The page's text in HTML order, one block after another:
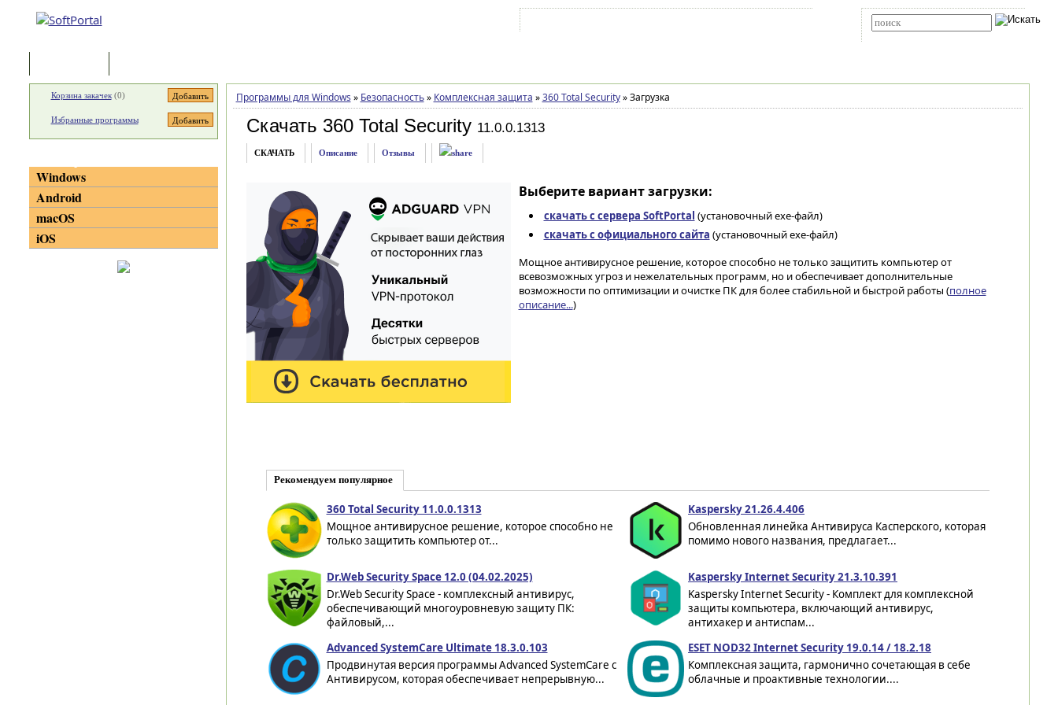
Программы для Windows » Безопасность » Комплексная защита » 360 Total Security »Загрузка
Скачать 360 Total Security 11.0.0.1313
СКАЧАТЬ Описание Отзывы
Выберите вариант загрузки:
скачать с сервера SoftPortal (установочный exe-файл)
скачать с официального сайта (установочный exe-файл)
Мощное антивирусное решение, которое способно не только защитить компьютер от
всевозможных угроз и нежелательных программ, но и обеспечивает дополнительные
возможности по оптимизации и очистке ПК для более стабильной и быстрой работы (полное
описание...)
Рекомендуем популярное
360 Total Security 11.0.0.1313
Мощное антивирусное решение, которое способно не
только защитить компьютер от...
Kaspersky 21.26.4.406
Обновленная линейка Антивируса Касперского, которая
помимо нового названия, предлагает...
Dr.Web Security Space 12.0 (04.02.2025)
Dr.Web Security Space - комплексный антивирус,
обеспечивающий многоуровневую защиту ПК:
файловый,...
Kaspersky Internet Security 21.3.10.391
Kaspersky Internet Security - Комплект для комплексной
защиты компьютера, включающий антивирус,
антихакер и антиспам...
Advanced SystemCare Ultimate 18.3.0.103
Продвинутая версия программы Advanced SystemCare с
Антивирусом, которая обеспечивает непрерывную...
ESET NOD32 Internet Security 19.0.14 / 18.2.18
Комплексная защита, гармонично сочетающая в себе
облачные и проактивные технологии....
Корзина закачек(0)
Избранные программы
Windows
Android
macOS
iOS